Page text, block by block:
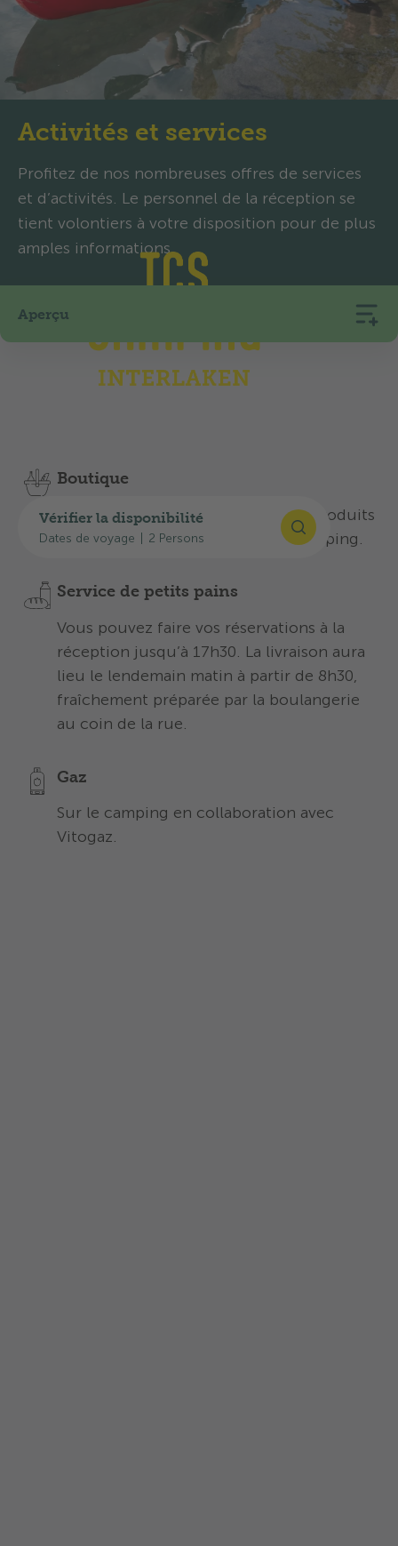
Vérifier la disponibilité
Dates de voyage 2 Persons
Activités et services
Profitez de nos nombreuses offres de services
et d’activités. Le personnel de la réception se
tient volontiers à votre disposition pour de plus
amples informations.
Aperçu
Boutique
Disponible à la réception avec les produits
essentiels pour le quotidien au camping.
Service de petits pains
Vous pouvez faire vos réservations à la
réception jusqu’à 17h30. La livraison aura
lieu le lendemain matin à partir de 8h30,
fraîchement préparée par la boulangerie
au coin de la rue.
Gaz
Sur le camping en collaboration avec
Vitogaz.